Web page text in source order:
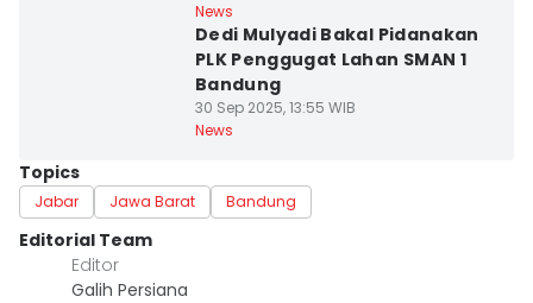
News
Dedi Mulyadi Bakal Pidanakan
PLK Penggugat Lahan SMAN 1
Bandung
30 Sep 2025, 13:55 WIB
News
Topics
Jabar Jawa Barat Bandung
Editorial Team
Editor
Galih Persiana